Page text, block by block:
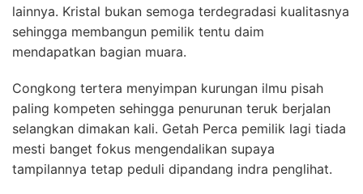
lainnya. Kristal bukan semoga terdegradasi kualitasnya
sehingga membangun pemilik tentu daim
mendapatkan bagian muara.
Congkong tertera menyimpan kurungan ilmu pisah
paling kompeten sehingga penurunan teruk berjalan
selangkan dimakan kali. Getah Perca pemilik lagi tiada
mesti banget fokus mengendalikan supaya
tampilannya tetap peduli dipandang indra penglihat.